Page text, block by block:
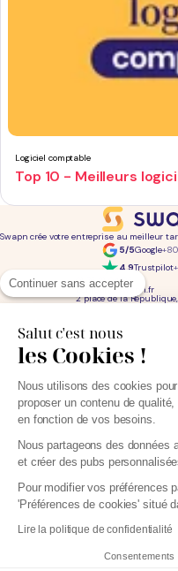
Continuer sans accepter
Salut c'est nous
les Cookies !
Nous utilisons des cookies
proposer un contenu de
en fonction de vos besoins.
Nous partageons des données
et créer des pubs
Pour modifier vos préférences
'Préférences de cookies' situé
Lire la politique de confidentialité
Consentements
Créer
Logiciel comptable
Top 10 - Meilleurs
Swapn crée votre entreprise au meilleur
5/5Google
4,9Trustpilot
01 76 31 04 86
bonjour@swapn.fr
2 place de la
Services
Création d'entreprise
Comptabilité pas cher
Offres de comptabilité par métier
Offres de comptabilité par ville
Tarifs
Devis comptable gratuit
Liens
Avis
Devenir
L-Expert-
La news' des entrepreneurs
Simulateurs et calculateurs
Parrainage